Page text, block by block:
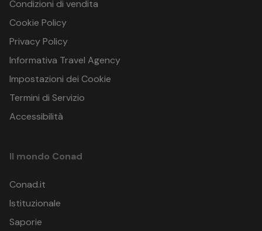
Condizioni di vendita
Cookie Policy
Privacy Policy
Informativa Travel Agency
Impostazioni dei Cookie
Termini di Servizio
Accessibilità
Il mondo Conad
Conad.it
Istituzionale
Saporie